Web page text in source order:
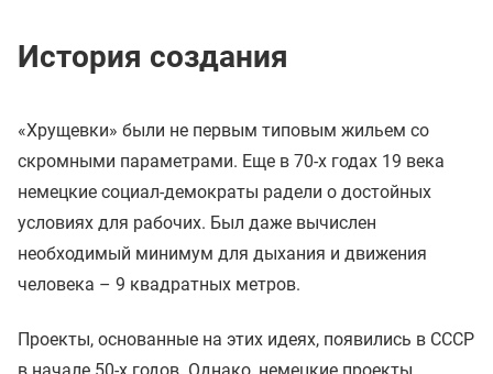
История создания
«Хрущевки» были не первым типовым жильем со
скромными параметрами. Еще в 70-х годах 19 века
немецкие социал-демократы радели о достойных
условиях для рабочих. Был даже вычислен
необходимый минимум для дыхания и движения
человека – 9 квадратных метров.
Проекты, основанные на этих идеях, появились в СССР